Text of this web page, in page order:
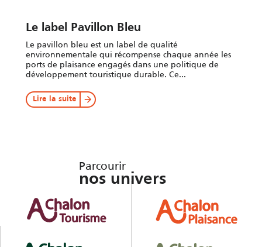
Le label Pavillon Bleu
Le pavillon bleu est un label de qualité
environnementale qui récompense chaque année les
ports de plaisance engagés dans une politique de
développement touristique durable. Ce...
Lire la suite
Parcourir
nos univers